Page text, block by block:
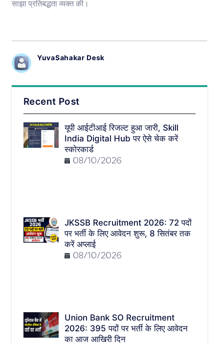
साझा प्रतिबद्धता व्यक्त की।
YuvaSahakar Desk
Recent Post
यूपी आईटीआई रिजल्ट हुआ जारी, Skill
India Digital Hub पर ऐसे चेक करें
स्कोरकार्ड
08/10/2026
JKSSB Recruitment 2026: 72 पदों
पर भर्ती के लिए आवेदन शुरू, 8 सितंबर तक
करें अप्लाई
08/10/2026
Union Bank SO Recruitment
2026: 395 पदों पर भर्ती के लिए आवेदन
का आज आखिरी दिन